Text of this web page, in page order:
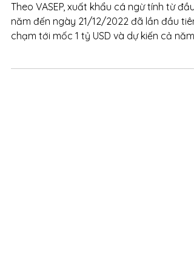
Theo VASEP, xuất khẩu cá ngừ tính từ đầu
năm đến ngày 21/12/2022 đã lần đầu tiên
chạm tới mốc 1 tỷ USD và dự kiến cả năm